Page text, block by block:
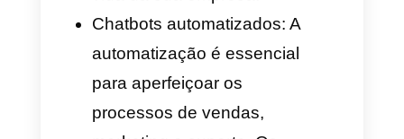
Como selecionar uma
plataforma de CRM para
o WhatsApp